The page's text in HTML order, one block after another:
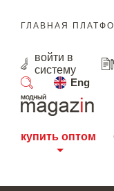
ГЛАВНАЯ
войти в
систему
Eng
поиск
купить оптом